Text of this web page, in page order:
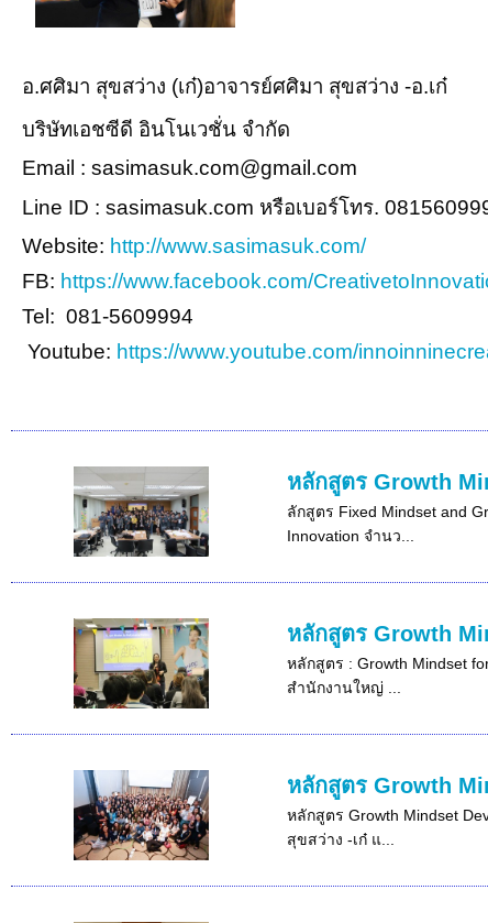
อ.ศศิมา สุขสว่าง (เก๋)อาจารย์ศศิมา สุขสว่าง -อ.เก๋
บริษัทเอชซีดี อินโนเวชั่น จำกัด
Email : sasimasuk.com@gmail.com
Line ID : sasimasuk.com หรือเบอร์โทร.
Website: http://www.sasimasuk.com/
FB: https://www.facebook.com/
Tel: 081-5609994
Youtube: https://www.youtube.com/
หลักสูตร Growth
ลักสูตร Fixed Mindset and
Innovation จำนว...
หลักสูตร Growth
หลักสูตร : Growth Mindset
สำนักงานใหญ่ ...
หลักสูตร Growth
หลักสูตร Growth Mindset
สุขสว่าง -เก๋ แ...